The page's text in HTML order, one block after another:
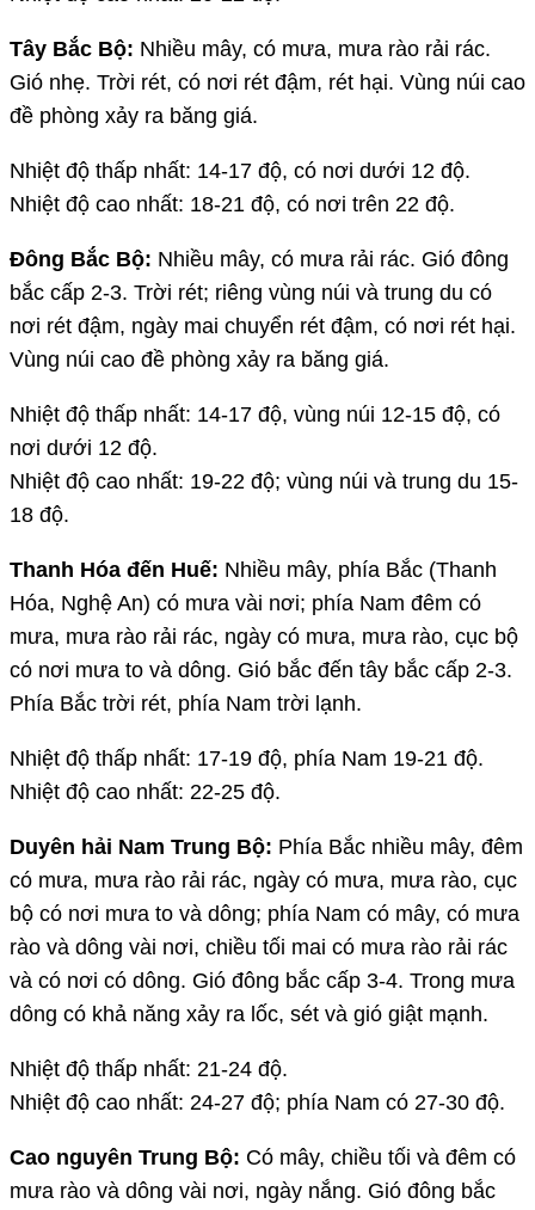
Tây Bắc Bộ: Nhiều mây, có mưa, mưa rào rải rác.
Gió nhẹ. Trời rét, có nơi rét đậm, rét hại. Vùng núi cao
đề phòng xảy ra băng giá.
Nhiệt độ thấp nhất: 14-17 độ, có nơi dưới 12 độ.
Nhiệt độ cao nhất: 18-21 độ, có nơi trên 22 độ.
Đông Bắc Bộ: Nhiều mây, có mưa rải rác. Gió đông
bắc cấp 2-3. Trời rét; riêng vùng núi và trung du có
nơi rét đậm, ngày mai chuyển rét đậm, có nơi rét hại.
Vùng núi cao đề phòng xảy ra băng giá.
Nhiệt độ thấp nhất: 14-17 độ, vùng núi 12-15 độ, có
nơi dưới 12 độ.
Nhiệt độ cao nhất: 19-22 độ; vùng núi và trung du 15-
18 độ.
Thanh Hóa đến Huế: Nhiều mây, phía Bắc (Thanh
Hóa, Nghệ An) có mưa vài nơi; phía Nam đêm có
mưa, mưa rào rải rác, ngày có mưa, mưa rào, cục bộ
có nơi mưa to và dông. Gió bắc đến tây bắc cấp 2-3.
Phía Bắc trời rét, phía Nam trời lạnh.
Nhiệt độ thấp nhất: 17-19 độ, phía Nam 19-21 độ.
Nhiệt độ cao nhất: 22-25 độ.
Duyên hải Nam Trung Bộ: Phía Bắc nhiều mây, đêm
có mưa, mưa rào rải rác, ngày có mưa, mưa rào, cục
bộ có nơi mưa to và dông; phía Nam có mây, có mưa
rào và dông vài nơi, chiều tối mai có mưa rào rải rác
và có nơi có dông. Gió đông bắc cấp 3-4. Trong mưa
dông có khả năng xảy ra lốc, sét và gió giật mạnh.
Nhiệt độ thấp nhất: 21-24 độ.
Nhiệt độ cao nhất: 24-27 độ; phía Nam có 27-30 độ.
Cao nguyên Trung Bộ: Có mây, chiều tối và đêm có
mưa rào và dông vài nơi, ngày nắng. Gió đông bắc